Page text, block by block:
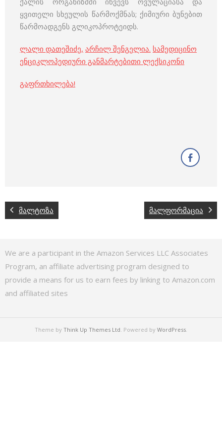
ყვითელი სხეულის წარმოქმნას; ქიმიური ბუნებით
წარმოადგენს გლიკოპროტეიდს.
ლალი დათეშიძე, არჩილ შენგელია. სამედიცინო
ენციკლოპედიური განმარტებითი ლექსიკონი
გაფრთხილება!
მალტოზა მალფორმაცია
We are a participant in the Amazon Services LLC Associates
Program, an affiliate advertising program designed to
provide a means for us to earn fees by linking to Amazon.com
and affiliated sites
Theme by Think Up Themes Ltd. Powered by WordPress.